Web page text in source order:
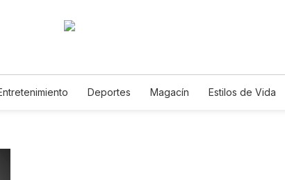
Deportes Magacín Estilos de Vida